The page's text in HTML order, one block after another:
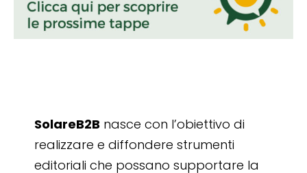
SolareB2B nasce con l’obiettivo di
realizzare e diffondere strumenti
editoriali che possano supportare la